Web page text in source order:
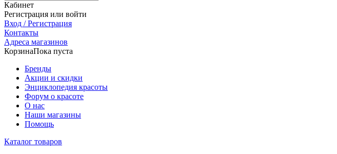
Кабинет
Регистрация или войти
Вход / Регистрация
Контакты
Адреса магазинов
КорзинаПока пуста
Бренды
Акции и скидки
Энциклопедия красоты
Форум о красоте
О нас
Наши магазины
Помощь
Каталог товаров